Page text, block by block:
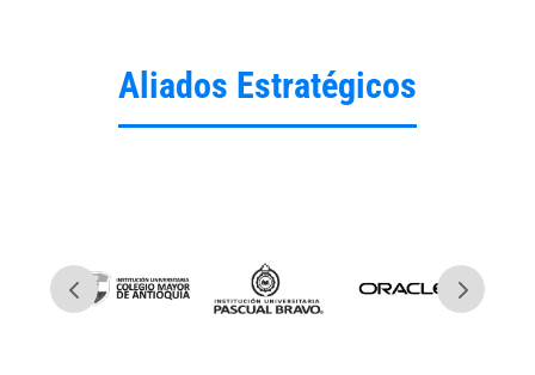
Aliados Estratégicos